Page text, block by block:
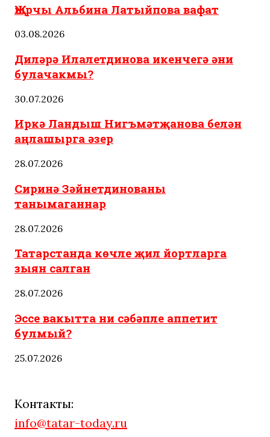
Җырчы Альбина Латыйпова вафат
03.08.2026
Диләрә Илалетдинова икенчегә әни
булачакмы?
30.07.2026
Иркә Ландыш Нигъмәтҗанова белән
аңлашырга әзер
28.07.2026
Сиринә Зәйнетдинованы
танымаганнар
28.07.2026
Татарстанда көчле җил йортларга
зыян салган
28.07.2026
Эссе вакытта ни сәбәпле аппетит
булмый?
25.07.2026
Контакты:
info@tatar-today.ru